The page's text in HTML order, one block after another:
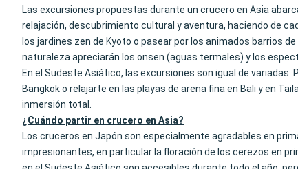
Las excursiones propuestas durante un crucero en Asia
relajación, descubrimiento cultural y aventura, haciendo de
los jardines zen de Kyoto o pasear por los animados barrios
naturaleza apreciarán los onsen (aguas termales) y los
En el Sudeste Asiático, las excursiones son igual de
Bangkok o relajarte en las playas de arena fina en Bali y en
inmersión total.
¿Cuándo partir en crucero en Asia?
Los cruceros en Japón son especialmente agradables en
impresionantes, en particular la floración de los cerezos en